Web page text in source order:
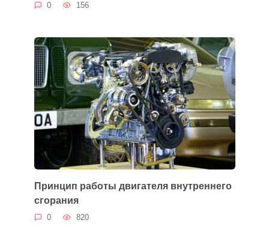
0 156
Принцип работы двигателя внутреннего
сгорания
0 820